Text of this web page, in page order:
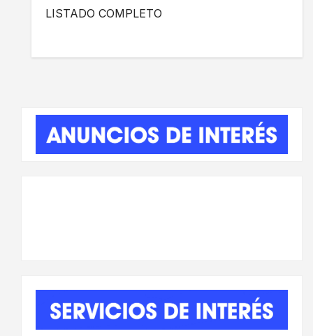
LISTADO COMPLETO